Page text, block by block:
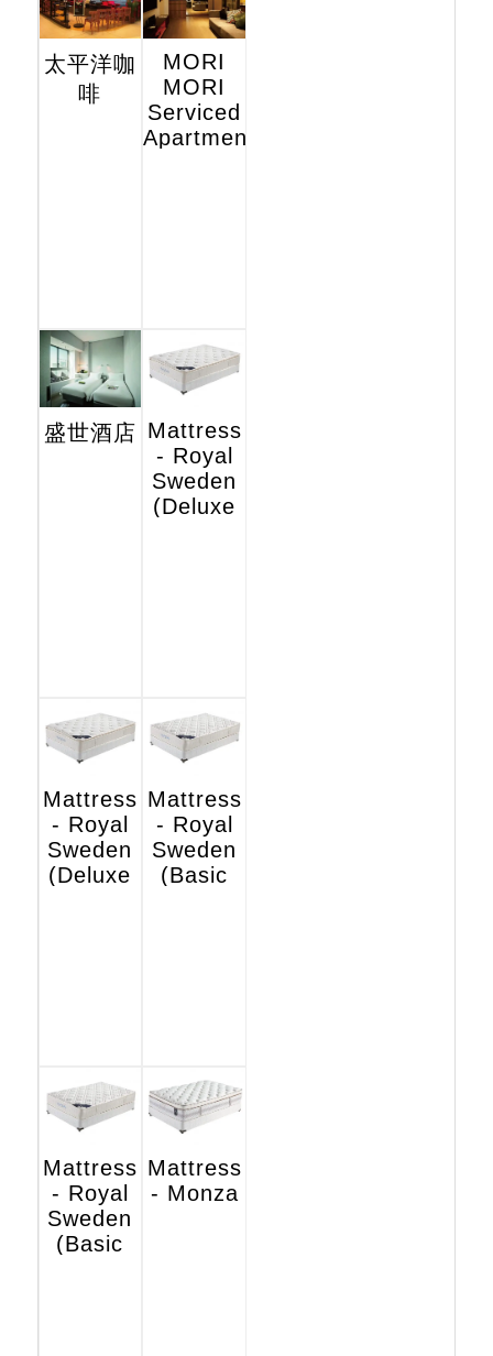
太平洋咖
啡
MORI
MORI
Serviced
Apartments
盛世酒店 Mattress
- Royal
Sweden
(Deluxe
Mattress
- Royal
Sweden
(Deluxe
Mattress
- Royal
Sweden
(Basic
Mattress
- Royal
Sweden
(Basic
Mattress
- Monza